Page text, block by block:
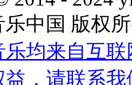
乐中国 版权
均来自互
益，请联系